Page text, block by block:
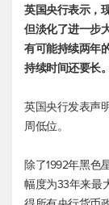
英国央行表示，
但淡化了进一步
有可能持续两年
持续时间还要长。
英国央行发表声
周低位。
除了1992年黑色
幅度为33年来最